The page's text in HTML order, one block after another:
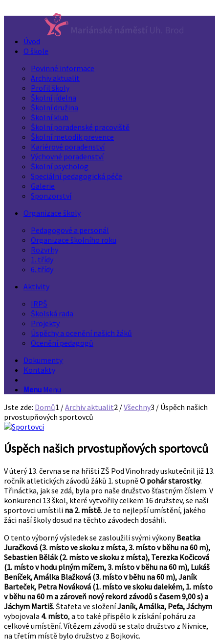
Úvod
O škole
Povinné informace
Archiv aktualit
Profil školy
Školní jídelna
Školní družina
Školní klub
Školní poradenské pracoviště
Školní metodik prevence
Kariérové poradenství
Výchovné poradenství
Školní psycholog
Speciální pedagogická péče
Galerie
Sponzorství
Organizace školy
Pedagogové a personál
Organizace školního roku
Rozvrhy
1. třídy
6. třídy
Aktivity
IRPŠ
Školská rada
Projekty
Úspěchy a ocenění našich žáků
Ocenění pedagogů
Dokumenty
Kontakty
Menu Menu
Jste zde: Domů1 /Archiv aktualit2 /Všechny3 / Úspěch našich
prvostupňových sportovců
Úspěch našich prvostupňových sportovců
V úterý 13. června se na hřišti ZŠ Pod Vinohrady uskutečnil již 13.
ročník atletických závodů žáků 1. stupněO pohár starostky.
Třináctka, jak se zdá, byla pro naše družstvo šťastným číslem. V
konkurenci 13 škol, které vytvořily celkem 16 družstev, se naši
sportovci umístili na 2. místě. Je to nejlepší umístění, jakého
žáci naší školy dosud na těchto závodech dosáhli.
O tento výborný výsledek se zasloužili svými výkonyBeatka
Juračková (3. místo ve skoku z místa, 3. místo v běhu na 60 m),
Sebastien Bělák (2. místo ve skoku z místa), Terezka Kočicová
(1. místo v hodu plným míčem, 3. místo v běhu na 60 m), Lukáš
Beníček, Amálka Blažková (3. místo v běhu na 60 m), Janík
Barteček, Petra Nováková (1. místo ve skoku dalekém, 1. místo
v běhu na 60 m a zároveň nový rekord závodů s časem 9,00 s) a
Jáchym Martiš. Štafeta ve složeníJaník, Amálka, Peťa, Jáchym
vybojovala 4. místo, a to také přispělo k získání poháru za
celkové umístění. Vítězem závodů se stalo družstvo z Nivnice,
na třetím místě bylo družstvo z Bojkovic.